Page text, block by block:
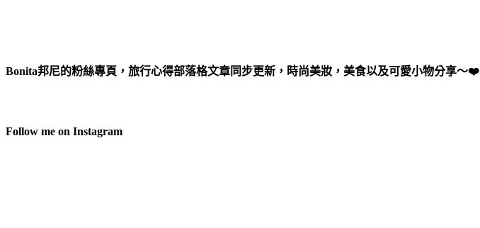
Bonita邦尼的粉絲專頁，旅行心得部落格文章同步更新，時尚美妝，美食以及可愛小物分享～❤️
Follow me on Instagram